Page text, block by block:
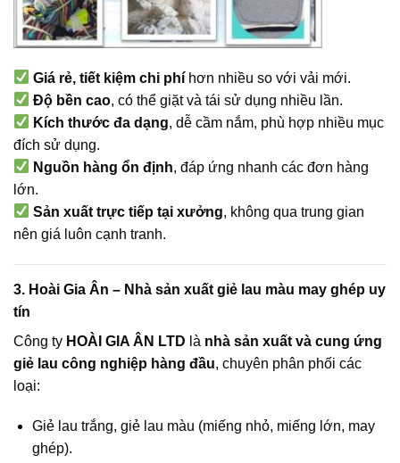
Giá rẻ, tiết kiệm chi phí hơn nhiều so với vải mới.
Độ bền cao, có thể giặt và tái sử dụng nhiều lần.
Kích thước đa dạng, dễ cầm nắm, phù hợp nhiều mục
đích sử dụng.
Nguồn hàng ổn định, đáp ứng nhanh các đơn hàng
lớn.
Sản xuất trực tiếp tại xưởng, không qua trung gian
nên giá luôn cạnh tranh.
3. Hoài Gia Ân – Nhà sản xuất giẻ lau màu may ghép uy
tín
Công ty HOÀI GIA ÂN LTD là nhà sản xuất và cung ứng
giẻ lau công nghiệp hàng đầu, chuyên phân phối các
loại:
Giẻ lau trắng, giẻ lau màu (miếng nhỏ, miếng lớn, may
ghép).